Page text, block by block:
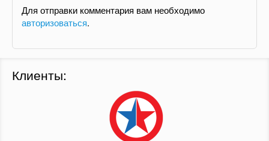
Для отправки комментария вам необходимо
авторизоваться.
Клиенты: